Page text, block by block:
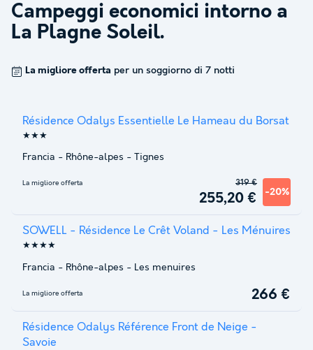
Campeggi economici intorno a
La Plagne Soleil.
La migliore offerta per un soggiorno di 7 notti
Résidence Odalys Essentielle Le Hameau du Borsat
★★★
Francia - Rhône-alpes - Tignes
La migliore offerta
255,20 € -20%
319 €
SOWELL - Résidence Le Crêt Voland - Les Ménuires
★★★★
Francia - Rhône-alpes - Les menuires
La migliore offerta 266 €
Résidence Odalys Référence Front de Neige -
Savoie